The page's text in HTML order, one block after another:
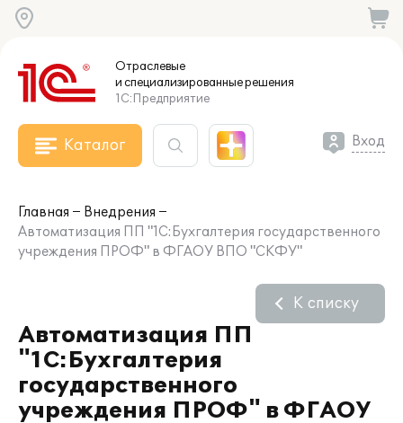
Отраслевые
и специализированныерешения
1С:Предприятие
Каталог Вход
Главная
Внедрения
Автоматизация ПП "1С:Бухгалтерия государственного
учреждения ПРОФ" в ФГАОУ ВПО "СКФУ"
Автоматизация ПП
"1С:Бухгалтерия
государственного
учреждения ПРОФ" в ФГАОУ
К списку